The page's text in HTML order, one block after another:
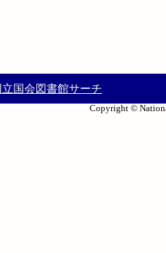
立国会図書館サーチ
Copyright ©